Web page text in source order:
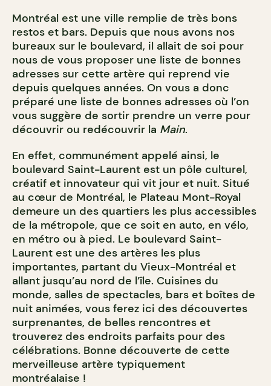
Montréal est une ville remplie de très bons
restos et bars. Depuis que nous avons nos
bureaux sur le boulevard, il allait de soi pour
nous de vous proposer une liste de bonnes
adresses sur cette artère qui reprend vie
depuis quelques années. On vous a donc
préparé une liste de bonnes adresses où l’on
vous suggère de sortir prendre un verre pour
découvrir ou redécouvrir la Main.
En effet, communément appelé ainsi, le
boulevard Saint-Laurent est un pôle culturel,
créatif et innovateur qui vit jour et nuit. Situé
au cœur de Montréal, le Plateau Mont-Royal
demeure un des quartiers les plus accessibles
de la métropole, que ce soit en auto, en vélo,
en métro ou à pied. Le boulevard Saint-
Laurent est une des artères les plus
importantes, partant du Vieux-Montréal et
allant jusqu’au nord de l’île. Cuisines du
monde, salles de spectacles, bars et boîtes de
nuit animées, vous ferez ici des découvertes
surprenantes, de belles rencontres et
trouverez des endroits parfaits pour des
célébrations. Bonne découverte de cette
merveilleuse artère typiquement
montréalaise !